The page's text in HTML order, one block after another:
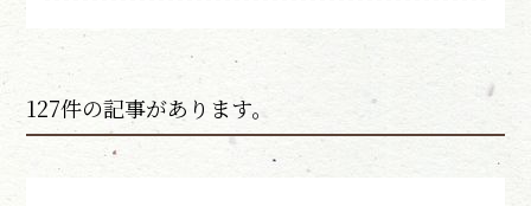
127件の記事があります。